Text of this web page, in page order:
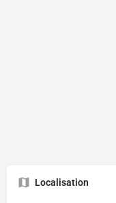
Localisation